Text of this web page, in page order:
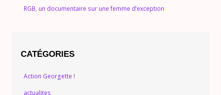
RGB, un documentaire sur une femme d’exception
CATÉGORIES
Action Georgette !
actualites